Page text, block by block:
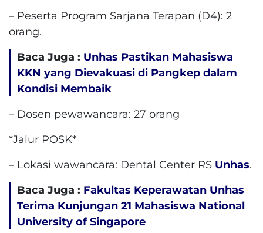
– Peserta Program Sarjana Terapan (D4): 2
orang.
Baca Juga : Unhas Pastikan Mahasiswa
KKN yang Dievakuasi di Pangkep dalam
Kondisi Membaik
– Dosen pewawancara: 27 orang
*Jalur POSK*
– Lokasi wawancara: Dental Center RS Unhas.
Baca Juga : Fakultas Keperawatan Unhas
Terima Kunjungan 21 Mahasiswa National
University of Singapore